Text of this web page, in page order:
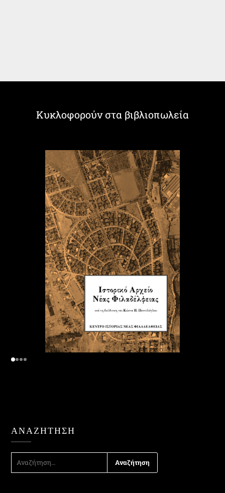
Κυκλοφορούν στα βιβλιοπωλεία
ΑΝΑΖΉΤΗΣΗ
ΑΝΑΖΉΤΗΣΗ